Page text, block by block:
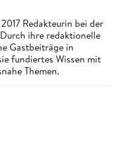
Redakteurin bei der
ihre redaktionelle
Gastbeiträge in
fundiertes Wissen mit
Themen.